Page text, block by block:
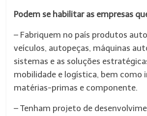
Podem se habilitar as empresas
– Fabriquem no país produtos
veículos, autopeças, máquinas
sistemas e as soluções
mobilidade e logística, bem como
matérias-primas e componente.
– Tenham projeto de